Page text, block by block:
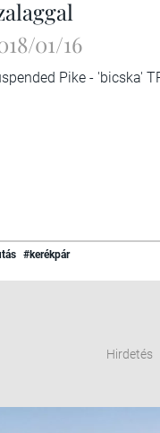
01/16
Pike - 'bicska'
#kerékpár
Hirdetés